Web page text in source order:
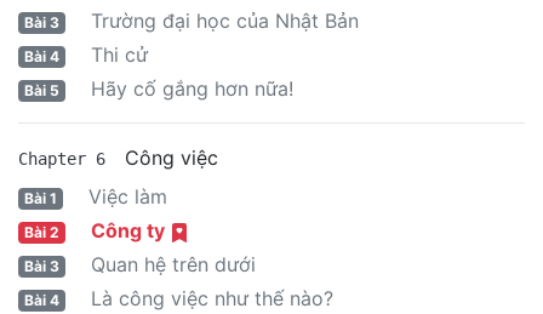
Bài 3 Trường đại học của Nhật Bản
Bài 4 Thi cử
Bài 5 Hãy cố gắng hơn nữa!
Chapter 6 Công việc
Bài 1 Việc làm
Bài 2 Công ty
Bài 3 Quan hệ trên dưới
Bài 4 Là công việc như thế nào?